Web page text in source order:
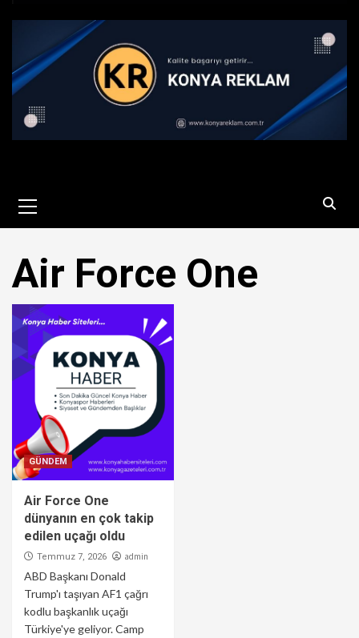
Menu
Air Force One
GÜNDEM
Air Force One
dünyanın en çok takip
edilen uçağı oldu
Temmuz 7, 2026 admin
ABD Başkanı Donald
Trump'ı taşıyan AF1 çağrı
kodlu başkanlık uçağı
Türkiye'ye geliyor. Camp